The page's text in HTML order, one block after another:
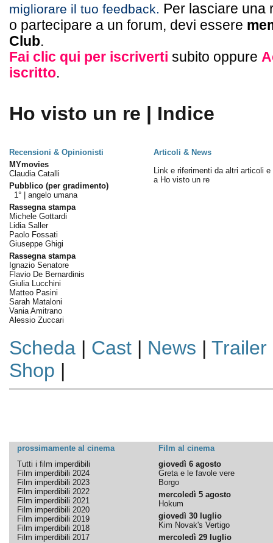
migliorare il tuo feedback. Per lasciare una
o partecipare a un forum, devi essere
Club.
Fai clic qui per iscriverti subito oppure
iscritto.
Ho visto un re | Indice
Recensioni & Opinionisti
Articoli & News
MYmovies
Claudia Catalli
Pubblico (per gradimento)
1° | angelo umana
Rassegna stampa
Michele Gottardi
Lidia Saller
Paolo Fossati
Giuseppe Ghigi
Rassegna stampa
Ignazio Senatore
Flavio De Bernardinis
Giulia Lucchini
Matteo Pasini
Sarah Mataloni
Vania Amitrano
Alessio Zuccari
Link e riferimenti da altri articoli e
a Ho visto un re
Scheda| Cast| News | Trailer
Shop |
prossimamente al cinema
Film al cinema
Tutti i film imperdibili
Film imperdibili 2024
Film imperdibili 2023
Film imperdibili 2022
Film imperdibili 2021
Film imperdibili 2020
Film imperdibili 2019
Film imperdibili 2018
Film imperdibili 2017
giovedì 6 agosto
Greta e le favole vere
Borgo
mercoledì 5 agosto
Hokum
giovedì 30 luglio
Kim Novak's Vertigo
mercoledì 29 luglio